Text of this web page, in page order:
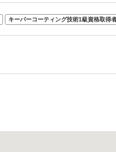
キーパーコーティング技術1級資格取得